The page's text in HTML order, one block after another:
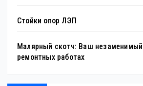
Стойки опор ЛЭП
Малярный скотч: Ваш
ремонтных работах